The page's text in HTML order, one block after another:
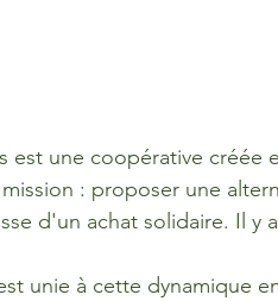
est une coopérative
: proposer une
d'un achat solidaire. Il y
unie à cette dynamique